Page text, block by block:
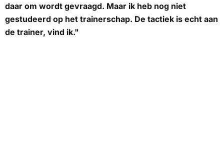
daar om wordt gevraagd. Maar ik heb nog niet
gestudeerd op het trainerschap. De tactiek is echt aan
de trainer, vind ik."